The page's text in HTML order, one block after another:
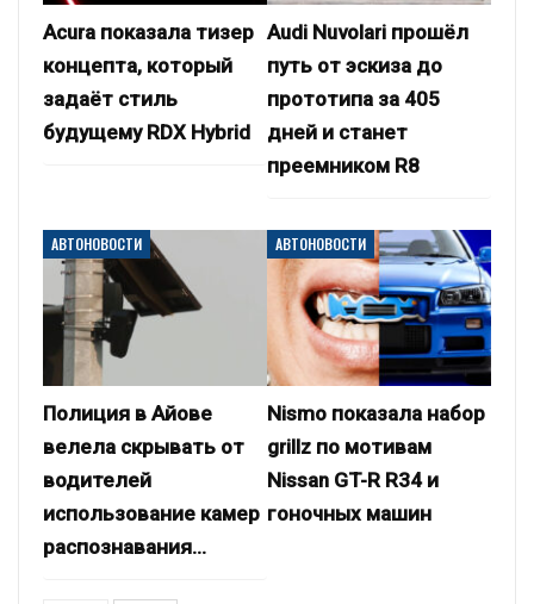
Acura показала тизер
концепта, который
задаёт стиль
будущему RDX Hybrid
Audi Nuvolari прошёл
путь от эскиза до
прототипа за 405
дней и станет
преемником R8
АВТОНОВОСТИ
Полиция в Айове
велела скрывать от
водителей
использование камер
распознавания…
АВТОНОВОСТИ
Nismo показала набор
grillz по мотивам
Nissan GT-R R34 и
гоночных машин